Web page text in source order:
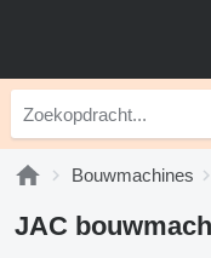
Bouwmachines
JAC